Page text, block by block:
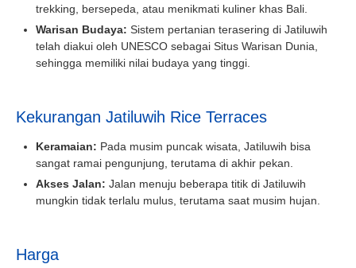
trekking, bersepeda, atau menikmati kuliner khas Bali.
Warisan Budaya: Sistem pertanian terasering di Jatiluwih
telah diakui oleh UNESCO sebagai Situs Warisan Dunia,
sehingga memiliki nilai budaya yang tinggi.
Kekurangan Jatiluwih Rice Terraces
Keramaian: Pada musim puncak wisata, Jatiluwih bisa
sangat ramai pengunjung, terutama di akhir pekan.
Akses Jalan: Jalan menuju beberapa titik di Jatiluwih
mungkin tidak terlalu mulus, terutama saat musim hujan.
Harga